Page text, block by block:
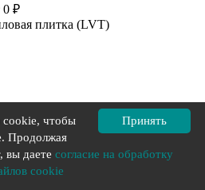
0 ₽
плитка (LVT)
плитка (LVT)
Принять
чтобы
Продолжая
вы даете согласие на обработку
cookie